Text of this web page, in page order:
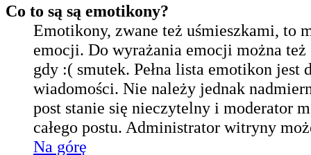
Co to są są emotikony?
Emotikony, zwane też uśmieszkami, to
emocji. Do wyrażania emocji można też
gdy :( smutek. Pełna lista emotikon
wiadomości. Nie należy jednak
post stanie się nieczytelny i moderator
całego postu. Administrator witryny
Na górę